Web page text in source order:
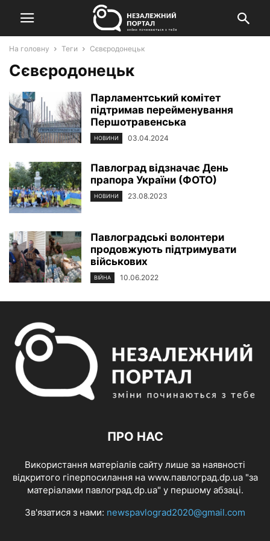
На головну Теги Сєвєродонецьк
Сєвєродонецьк
Парламентський комітет
підтримав перейменування
Першотравенська
НОВИНИ 03.04.2024
Павлоград відзначає День
прапора України (ФОТО)
НОВИНИ 23.08.2023
Павлоградські волонтери
продовжують підтримувати
військових
ВІЙНА 10.06.2022
ПРО НАС
Використання матеріалів сайту лише за наявності
відкритого гіперпосилання на www.павлоград.dp.ua "за
матеріалами павлоград.dp.ua" у першому абзаці.
Зв'язатися з нами: newspavlograd2020@gmail.com